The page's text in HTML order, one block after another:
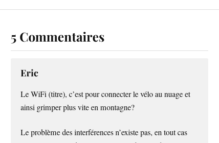
5 Commentaires
Eric
Le WiFi (titre), c’est pour connecter le vélo au nuage et
ainsi grimper plus vite en montagne?
Le problème des interférences n’existe pas, en tout cas